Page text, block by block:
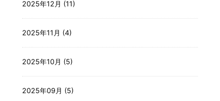
2025年12月 (11)
2025年11月 (4)
2025年10月 (5)
2025年09月 (5)